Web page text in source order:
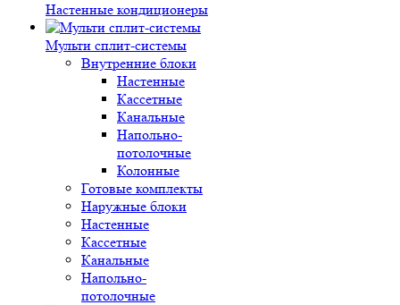
Настенные кондиционеры
Мульти сплит-системы
Внутренние блоки
Настенные
Кассетные
Канальные
Напольно-
потолочные
Колонные
Готовые комплекты
Наружные блоки
Настенные
Кассетные
Канальные
Напольно-
потолочные